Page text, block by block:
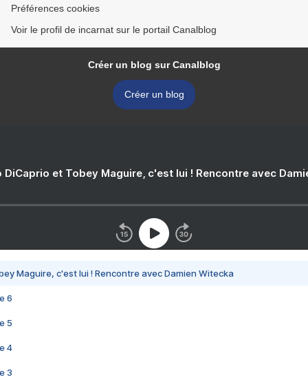
Préférences cookies
Voir le profil de incarnat sur le portail Canalblog
Créer un blog sur Canalblog
Créer un blog
DiCaprio et Tobey Maguire, c'est lui ! Rencontre avec
Maguire, c'est lui ! Rencontre avec Damien Witecka
6
5
4
3